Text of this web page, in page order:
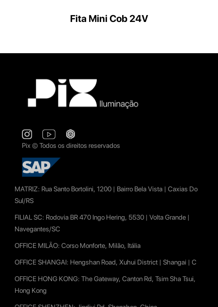
Fita Mini Cob 24V
Pix © Todos os direitos reservados
MATRIZ: Rua Santo Bortolini, 1200 | Bairro Bela Vista | Caxias Do
Sul/RS
FILIAL SC: Rodovia BR 470 Ingo Hering, 5530 | Volta Grande |
Navegantes/SC
OFFICE MILÃO: Corso Monforte, Milão, Itália
OFFICE SHANGAI: Hengshan Road, Xuhui District | Shangai | C
OFFICE HONG KONG: The Gateway, Canton Rd, Tsim Sha Tsui,
Hong Kong